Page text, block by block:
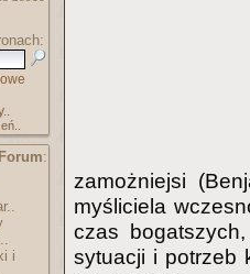
:
i
zamożniejsi
myśliciela
czas
sytuacji i potrzeb